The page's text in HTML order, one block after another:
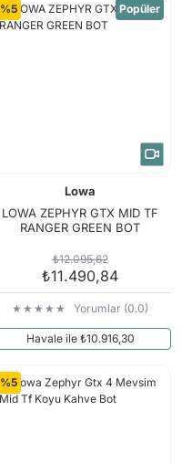
%5 Popüler
Lowa
LOWA ZEPHYR GTX MID TF
RANGER GREEN BOT
₺12.095,62
₺11.490,84
Yorumlar (0.0)
Havale ile ₺10.916,30
%5